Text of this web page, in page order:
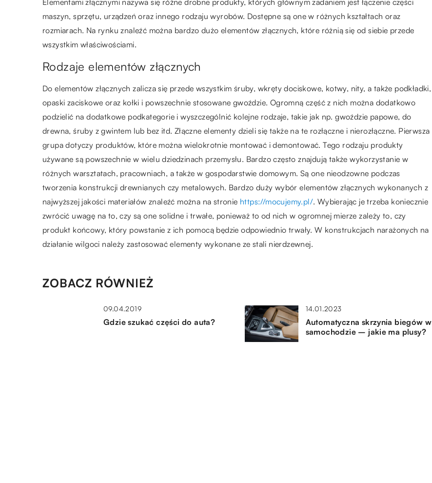
Elementami złącznymi nazywa się różne drobne produkty, których głównym zadaniem jest łączenie części
maszyn, sprzętu, urządzeń oraz innego rodzaju wyrobów. Dostępne są one w różnych kształtach oraz
rozmiarach. Na rynku znaleźć można bardzo dużo elementów złącznych, które różnią się od siebie przede
wszystkim właściwościami.
Rodzaje elementów złącznych
Do elementów złącznych zalicza się przede wszystkim śruby, wkręty dociskowe, kotwy, nity, a także podkładki,
opaski zaciskowe oraz kołki i powszechnie stosowane gwoździe. Ogromną część z nich można dodatkowo
podzielić na dodatkowe podkategorie i wyszczególnić kolejne rodzaje, takie jak np. gwoździe papowe, do
drewna, śruby z gwintem lub bez itd. Złączne elementy dzieli się także na te rozłączne i nierozłączne. Pierwsza
grupa dotyczy produktów, które można wielokrotnie montować i demontować. Tego rodzaju produkty
używane są powszechnie w wielu dziedzinach przemysłu. Bardzo często znajdują także wykorzystanie w
różnych warsztatach, pracowniach, a także w gospodarstwie domowym. Są one nieodzowne podczas
tworzenia konstrukcji drewnianych czy metalowych. Bardzo duży wybór elementów złącznych wykonanych z
najwyższej jakości materiałów znaleźć można na stronie https://mocujemy.pl/. Wybierając je trzeba koniecznie
zwrócić uwagę na to, czy są one solidne i trwałe, ponieważ to od nich w ogromnej mierze zależy to, czy
produkt końcowy, który powstanie z ich pomocą będzie odpowiednio trwały. W konstrukcjach narażonych na
działanie wilgoci należy zastosować elementy wykonane ze stali nierdzewnej.
ZOBACZ RÓWNIEŻ
09.04.2019
Gdzie szukać części do auta?
14.01.2023
Automatyczna skrzynia biegów w
samochodzie – jakie ma plusy?